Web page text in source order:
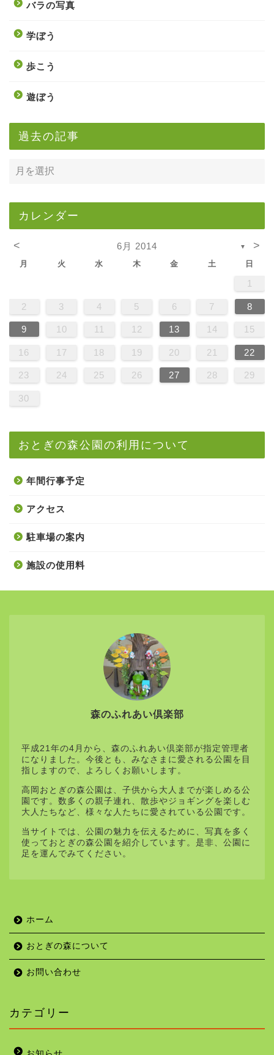
バラの写真
学ぼう
歩こう
遊ぼう
過去の記事
カレンダー
< 6月 2014 ▼ >
月 火 水 木 金 土 日
1
2 3 4 5 6 7 8
9 10 11 12 13 14 15
16 17 18 19 20 21 22
23 24 25 26 27 28 29
30
おとぎの森公園の利用について
年間行事予定
アクセス
駐車場の案内
施設の使用料
森のふれあい倶楽部
平成21年の4月から、森のふれあい倶楽部が指定管理者
になりました。今後とも、みなさまに愛される公園を目
指しますので、よろしくお願いします。
高岡おとぎの森公園は、子供から大人までが楽しめる公
園です。数多くの親子連れ、散歩やジョギングを楽しむ
大人たちなど、様々な人たちに愛されている公園です。
当サイトでは、公園の魅力を伝えるために、写真を多く
使っておとぎの森公園を紹介しています。是非、公園に
足を運んでみてください。
ホーム
おとぎの森について
お問い合わせ
カテゴリー